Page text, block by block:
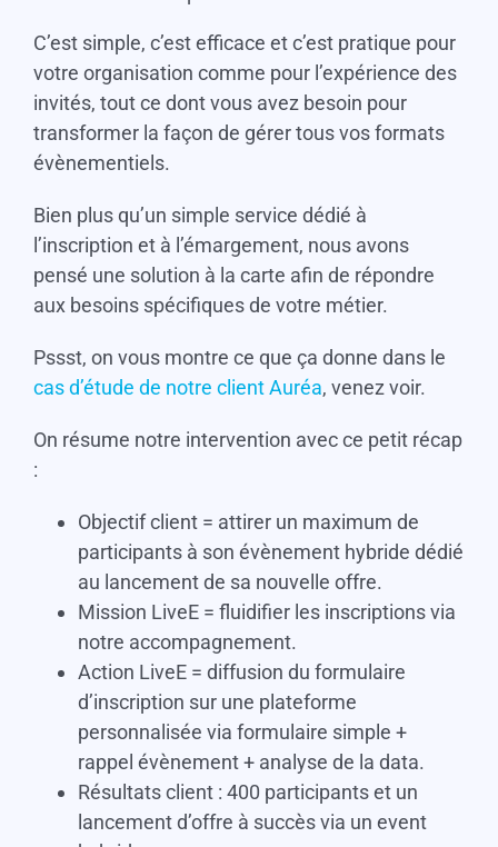
C’est simple, c’est efficace et c’est pratique pour
votre organisation comme pour l’expérience des
invités, tout ce dont vous avez besoin pour
transformer la façon de gérer tous vos formats
évènementiels.
Bien plus qu’un simple service dédié à
l’inscription et à l’émargement, nous avons
pensé une solution à la carte afin de répondre
aux besoins spécifiques de votre métier.
Pssst, on vous montre ce que ça donne dans le
cas d’étude de notre client Auréa, venez voir.
On résume notre intervention avec ce petit récap
:
Objectif client = attirer un maximum de
participants à son évènement hybride dédié
au lancement de sa nouvelle offre.
Mission LiveE = fluidifier les inscriptions via
notre accompagnement.
Action LiveE = diffusion du formulaire
d’inscription sur une plateforme
personnalisée via formulaire simple +
rappel évènement + analyse de la data.
Résultats client : 400 participants et un
lancement d’offre à succès via un event